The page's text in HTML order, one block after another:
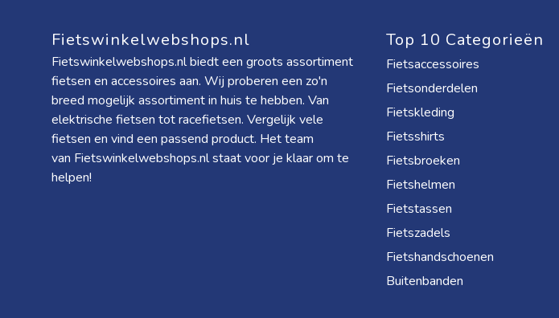
Fietswinkelwebshops.nl
Fietswinkelwebshops.nl biedt een groots assortiment
fietsen en accessoires aan. Wij proberen een zo'n
breed mogelijk assortiment in huis te hebben. Van
elektrische fietsen tot racefietsen. Vergelijk vele
fietsen en vind een passend product. Het team
van Fietswinkelwebshops.nl staat voor je klaar om te
helpen!
Top 10 Categorieën
Fietsaccessoires
Fietsonderdelen
Fietskleding
Fietsshirts
Fietsbroeken
Fietshelmen
Fietstassen
Fietszadels
Fietshandschoenen
Buitenbanden